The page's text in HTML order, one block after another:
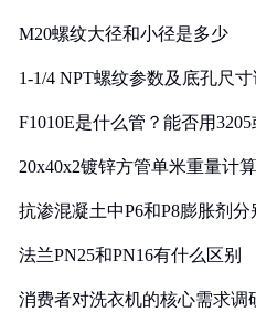
M20螺纹大径和小径是多少
1-1/4 NPT螺纹参数及底孔尺
F1010E是什么管？能否用3205
20x40x2镀锌方管单米重量计
抗渗混凝土中P6和P8膨胀剂
法兰PN25和PN16有什么区别
消费者对洗衣机的核心需求调